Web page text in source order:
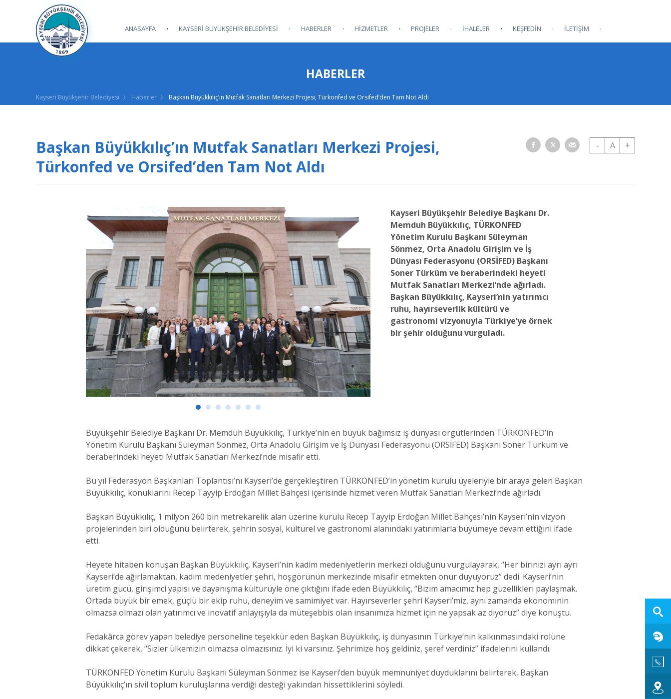
ANASAYFA KAYSERİ BÜYÜKŞEHİR BELEDİYESİ HABERLER HİZMETLER PROJELER İHALELER KEŞFEDİN İLETİŞİM
HABERLER
Kayseri Büyükşehir Belediyesi Haberler Başkan Büyükkılıç’ın Mutfak Sanatları Merkezi Projesi, Türkonfed ve Orsifed’den Tam Not Aldı
Başkan Büyükkılıç’ın Mutfak Sanatları Merkezi Projesi,
Türkonfed ve Orsifed’den Tam Not Aldı
- A +
Kayseri Büyükşehir Belediye Başkanı Dr.
Memduh Büyükkılıç, TÜRKONFED
Yönetim Kurulu Başkanı Süleyman
Sönmez, Orta Anadolu Girişim ve İş
Dünyası Federasyonu (ORSİFED) Başkanı
Soner Türküm ve beraberindeki heyeti
Mutfak Sanatları Merkezi’nde ağırladı.
Başkan Büyükkılıç, Kayseri’nin yatırımcı
ruhu, hayırseverlik kültürü ve
gastronomi vizyonuyla Türkiye’ye örnek
bir şehir olduğunu vurguladı.
Büyükşehir Belediye Başkanı Dr. Memduh Büyükkılıç, Türkiye’nin en büyük bağımsız iş dünyası örgütlerinden TÜRKONFED’in
Yönetim Kurulu Başkanı Süleyman Sönmez, Orta Anadolu Girişim ve İş Dünyası Federasyonu (ORSİFED) Başkanı Soner Türküm ve
beraberindeki heyeti Mutfak Sanatları Merkezi’nde misafir etti.
Bu yıl Federasyon Başkanları Toplantısı’nı Kayseri’de gerçekleştiren TÜRKONFED’in yönetim kurulu üyeleriyle bir araya gelen Başkan
Büyükkılıç, konuklarını Recep Tayyip Erdoğan Millet Bahçesi içerisinde hizmet veren Mutfak Sanatları Merkezi’nde ağırladı.
Başkan Büyükkılıç, 1 milyon 260 bin metrekarelik alan üzerine kurulu Recep Tayyip Erdoğan Millet Bahçesi’nin Kayseri’nin vizyon
projelerinden biri olduğunu belirterek, şehrin sosyal, kültürel ve gastronomi alanındaki yatırımlarla büyümeye devam ettiğini ifade
etti.
Heyete hitaben konuşan Başkan Büyükkılıç, Kayseri’nin kadim medeniyetlerin merkezi olduğunu vurgulayarak, “Her birinizi ayrı ayrı
Kayseri’de ağırlamaktan, kadim medeniyetler şehri, hoşgörünün merkezinde misafir etmekten onur duyuyoruz” dedi. Kayseri’nin
üretim gücü, girişimci yapısı ve dayanışma kültürüyle öne çıktığını ifade eden Büyükkılıç, “Bizim amacımız hep güzellikleri paylaşmak.
Ortada büyük bir emek, güçlü bir ekip ruhu, deneyim ve samimiyet var. Hayırseverler şehri Kayseri’miz, aynı zamanda ekonominin
olmazsa olmazı olan yatırımcı ve inovatif anlayışıyla da müteşebbis olan insanımıza hizmet için ne yapsak az diyoruz” diye konuştu.
Fedakârca görev yapan belediye personeline teşekkür eden Başkan Büyükkılıç, iş dünyasının Türkiye’nin kalkınmasındaki rolüne
dikkat çekerek, “Sizler ülkemizin olmazsa olmazısınız. İyi ki varsınız. Şehrimize hoş geldiniz, şeref verdiniz” ifadelerini kullandı.
TÜRKONFED Yönetim Kurulu Başkanı Süleyman Sönmez ise Kayseri’den büyük memnuniyet duyduklarını belirterek, Başkan
Büyükkılıç’ın sivil toplum kuruluşlarına verdiği desteği yakından hissettiklerini söyledi.